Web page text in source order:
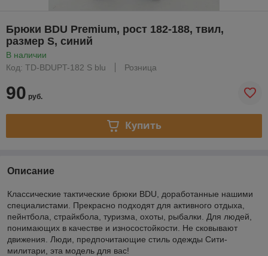
Брюки BDU Premium, рост 182-188, твил,
размер S, синий
В наличии
Код: TD-BDUPT-182 S blu
Розница
90 руб.
Купить
Описание
Классические тактические брюки BDU, доработанные нашими
специалистами. Прекрасно подходят для активного отдыха,
пейнтбола, страйкбола, туризма, охоты, рыбалки. Для людей,
понимающих в качестве и износостойкости. Не сковывают
движения. Люди, предпочитающие стиль одежды Сити-
милитари, эта модель для вас!